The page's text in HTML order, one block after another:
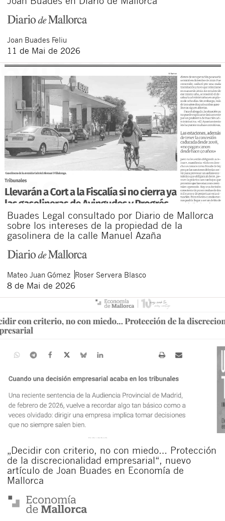
Joan Buades Feliu
11 de Mai de 2026
Buades Legal consultado por Diario de Mallorca
sobre los intereses de la propiedad de la
gasolinera de la calle Manuel Azaña
Mateo Juan Gómez Roser Servera Blasco
8 de Mai de 2026
„Decidir con criterio, no con miedo… Protección
de la discrecionalidad empresarial“, nuevo
artículo de Joan Buades en Economía de
Mallorca